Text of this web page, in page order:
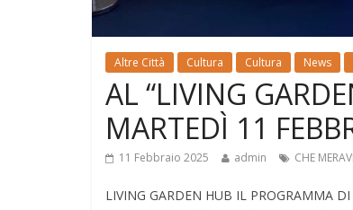
Altre Città Cultura Cultura News
AL “LIVING
MARTEDÌ 11
11 Febbraio 2025 admin CHE
LIVING GARDEN HUB IL PROGRAMMA